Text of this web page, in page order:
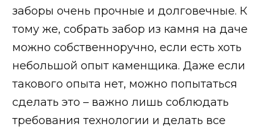
заборы очень прочные и долговечные. К
тому же, собрать забор из камня на даче
можно собственноручно, если есть хоть
небольшой опыт каменщика. Даже если
такового опыта нет, можно попытаться
сделать это – важно лишь соблюдать
требования технологии и делать все